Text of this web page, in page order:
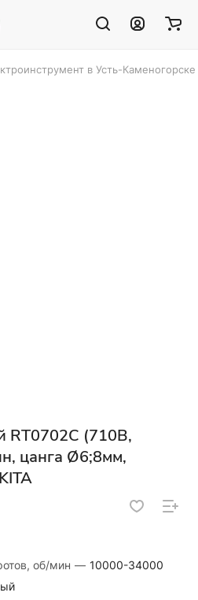
в Усть-Каменогорске
RT0702C (710В,
цанга Ø6;8мм,
об/мин — 10000-34000